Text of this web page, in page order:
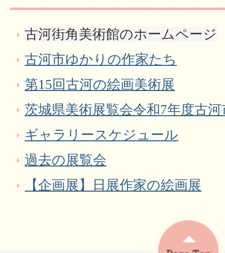
古河街角美術館のホームページ
古河市ゆかりの作家たち
第15回古河の絵画美術展
茨城県美術展覧会令和7年度古
ギャラリースケジュール
過去の展覧会
【企画展】日展作家の絵画展